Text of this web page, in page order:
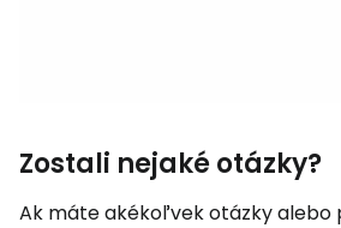
Zostali nejaké otázky?
Ak máte akékoľvek otázky alebo